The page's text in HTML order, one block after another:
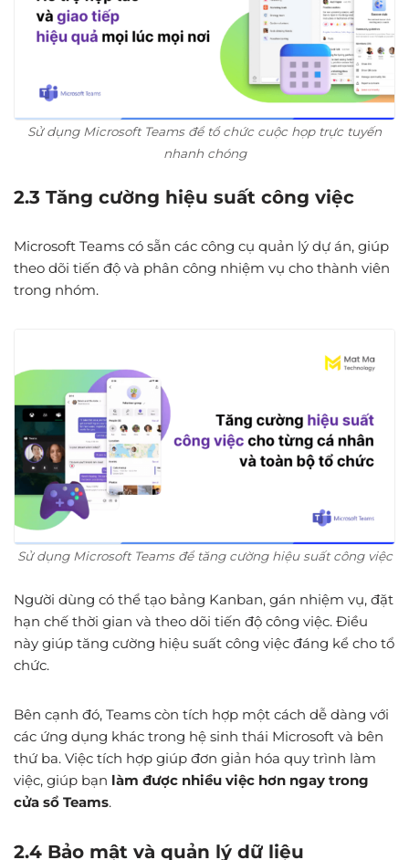
Sử dụng Microsoft Teams để tổ chức cuộc họp trực tuyến
nhanh chóng
2.3 Tăng cường hiệu suất công việc
Microsoft Teams có sẵn các công cụ quản lý dự án, giúp
theo dõi tiến độ và phân công nhiệm vụ cho thành viên
trong nhóm.
Sử dụng Microsoft Teams để tăng cường hiệu suất công việc
Người dùng có thể tạo bảng Kanban, gán nhiệm vụ, đặt
hạn chế thời gian và theo dõi tiến độ công việc. Điều
này giúp tăng cường hiệu suất công việc đáng kể cho tổ
chức.
Bên cạnh đó, Teams còn tích hợp một cách dễ dàng với
các ứng dụng khác trong hệ sinh thái Microsoft và bên
thứ ba. Việc tích hợp giúp đơn giản hóa quy trình làm
việc, giúp bạn làm được nhiều việc hơn ngay trong
cửa sổ Teams.
2.4 Bảo mật và quản lý dữ liệu